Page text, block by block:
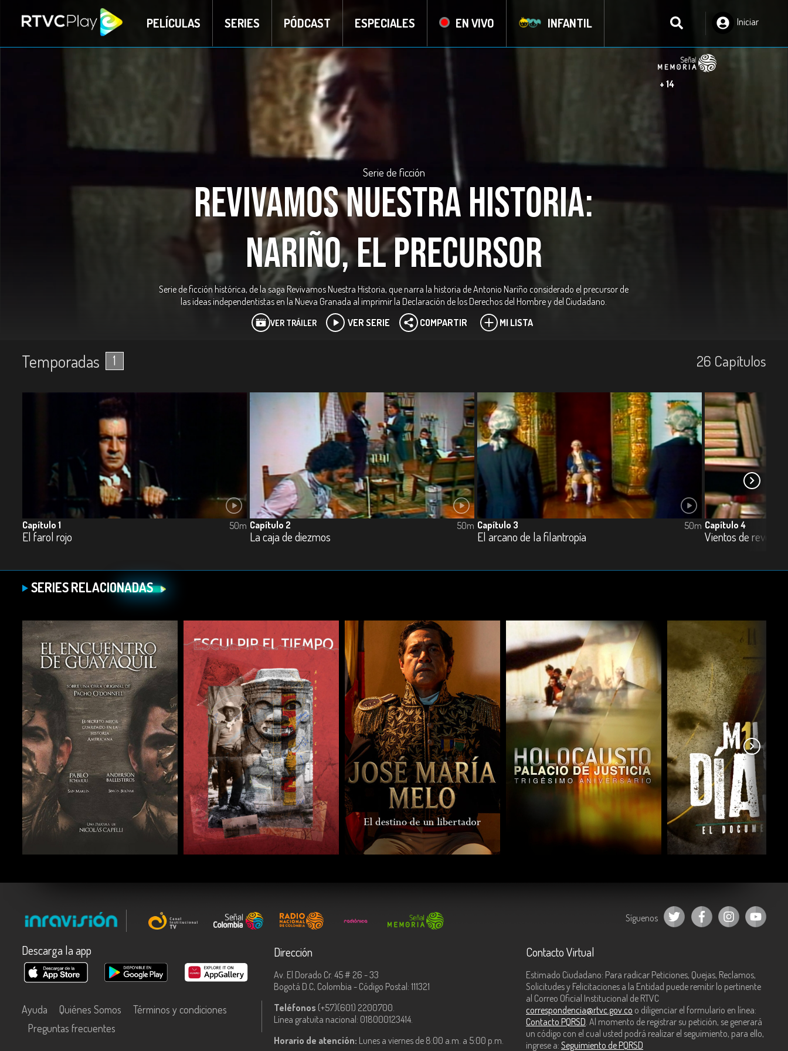
PELÍCULAS SERIES PÓDCAST ESPECIALES EN VIVO INFANTIL
Iniciar
+ 14
Serie de ficción
Revivamos nuestra historia:
Nariño, el precursor
Serie de ficción histórica, de la saga Revivamos Nuestra Historia, que narra la historia de Antonio Nariño considerado el precursor de
las ideas independentistas en la Nueva Granada al imprimir la Declaración de los Derechos del Hombre y del Ciudadano.
VER TRÁILER VER SERIE COMPARTIR MI LISTA
Temporadas 1 26 Capí­tulos
Capítulo 1
El farol rojo
50m Capítulo 2
La caja de diezmos
50m Capítulo 3
El arcano de la filantropía
50m Capítulo 4
Vientos de
SERIES RELACIONADAS
COMPARTIR COMPARTIR COMPARTIR COMPARTIR
Síguenos
Descarga la app
Ayuda Quiénes Somos
Términos y condiciones
Preguntas frecuentes
Dirección
Av. El Dorado Cr. 45 # 26 - 33
Bogotá D.C, Colombia - Código Postal: 111321
Teléfonos (+57)(601) 2200700.
Línea gratuita nacional: 018000123414.
Horario de atención: Lunes a viernes de 8:00 a.m. a 5:00 p.m.
Contacto Virtual
Estimado Ciudadano: Para radicar Peticiones, Quejas, Reclamos,
Solicitudes y Felicitaciones a la Entidad puede remitir lo pertinente
al Correo Oficial Institucional de RTVC
correspondencia@rtvc.gov.co o diligenciar el formulario en línea:
Contacto PQRSD. Al momento de registrar su petición, se generará
un código con el cual usted podrá realizar el seguimiento, para ello,
ingrese a: Seguimiento de PQRSD